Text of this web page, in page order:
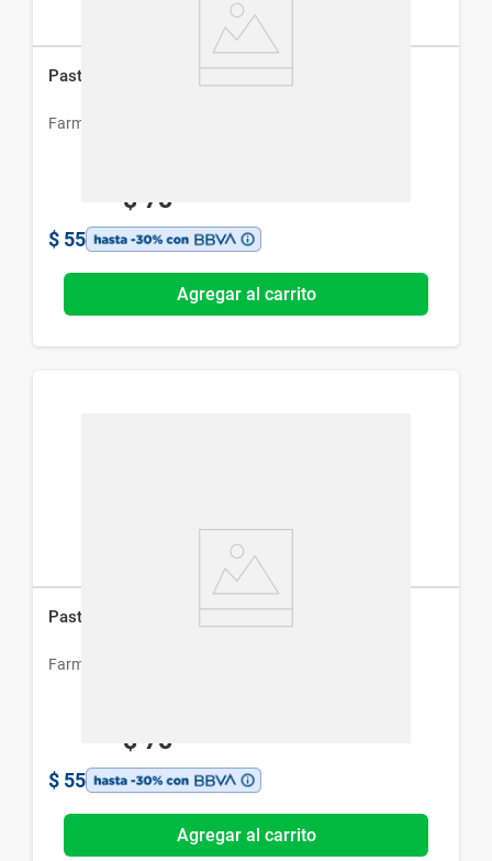
Pastillero Semanal Farmacity Lineal x 15 cm
Farmacity
$ 78
$ 55
Agregar al carrito
Pastillero Semanal Farmacity Lineal x 11,5 cm
Farmacity
$ 78
$ 55
Agregar al carrito